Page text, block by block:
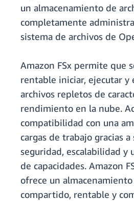
un almacenamiento de
completamente
sistema de archivos de
Amazon FSx permite que
rentable iniciar, ejecutar y
archivos repletos de
rendimiento en la nube.
compatibilidad con una
cargas de trabajo gracias
seguridad, escalabilidad y
de capacidades. Amazon
ofrece un
compartido, rentable y